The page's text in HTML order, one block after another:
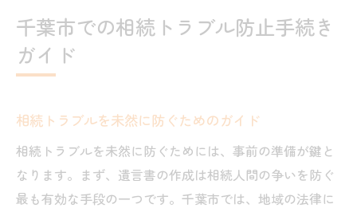
千葉市での相続トラブル防止手続き
ガイド
相続トラブルを未然に防ぐためのガイド
相続トラブルを未然に防ぐためには、事前の準備が鍵と
なります。まず、遺言書の作成は相続人間の争いを防ぐ
最も有効な手段の一つです。千葉市では、地域の法律に